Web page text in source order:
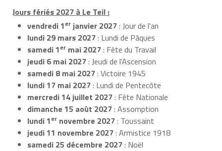
Jours fériés 2027 à Le Teil :
vendredi 1er janvier 2027: Jour de l'an
lundi 29 mars 2027: Lundi de Pâques
samedi 1er mai 2027: Fête du Travail
jeudi 6 mai 2027: Jeudi de l'Ascension
samedi 8 mai 2027: Victoire 1945
lundi 17 mai 2027: Lundi de Pentecôte
mercredi 14 juillet 2027: Fête Nationale
dimanche 15 août 2027: Assomption
lundi 1er novembre 2027: Toussaint
jeudi 11 novembre 2027: Armistice 1918
samedi 25 décembre 2027: Noël